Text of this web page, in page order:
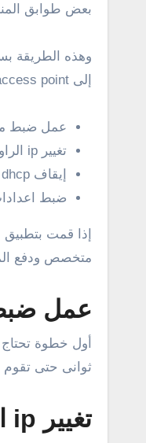
بعض طوابق
وهذه الطريقة
إلى access point، وهذه الأمور تتمثل فى الأتى :
عمل ضبط
تغيير ip الراوتر we
إيقاف dhcp
ضبط
إذا قمت
متخصص ودفع
عمل
أول خطوة
ثوانى حتى تقوم
تغيير ip الراوتر we